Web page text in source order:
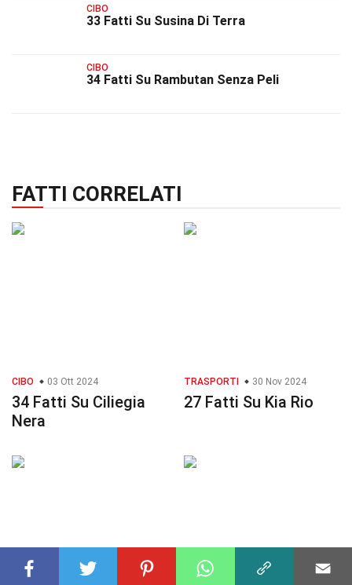
CIBO
33 Fatti Su Susina Di Terra
CIBO
34 Fatti Su Rambutan Senza Peli
FATTI CORRELATI
CIBO 03 Ott 2024
34 Fatti Su Ciliegia
Nera
TRASPORTI 30 Nov 2024
27 Fatti Su Kia Rio